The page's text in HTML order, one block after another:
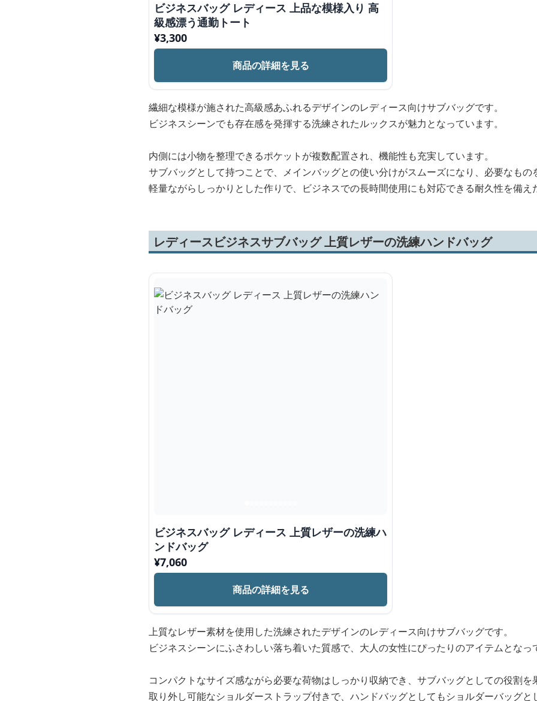
ビジネスバッグ レディース 上品な模様入り 高
級感漂う通勤トート
¥3,300
商品の詳細を見る
繊細な模様が施された高級感あふれるデザインのレディース向けサブバッグです。
ビジネスシーンでも存在感を発揮する洗練されたルックスが魅力となっています。
内側には小物を整理できるポケットが複数配置され、機能性も充実しています。
サブバッグとして持つことで、メインバッグとの使い分けがスムーズになり、必要なもの
軽量ながらしっかりとした作りで、ビジネスでの長時間使用にも対応できる耐久性を備え
レディースビジネスサブバッグ 上質レザーの洗練ハンドバッグ
ビジネスバッグ レディース 上質レザーの洗練ハ
ンドバッグ
¥7,060
商品の詳細を見る
上質なレザー素材を使用した洗練されたデザインのレディース向けサブバッグです。
ビジネスシーンにふさわしい落ち着いた質感で、大人の女性にぴったりのアイテムとなっ
コンパクトなサイズ感ながら必要な荷物はしっかり収納でき、サブバッグとしての役割を
取り外し可能なショルダーストラップ付きで、ハンドバッグとしてもショルダーバッグ